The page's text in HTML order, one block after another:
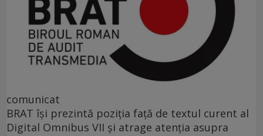
comunicat
BRAT își prezintă poziția față de textul curent al
Digital Omnibus VII și atrage atenția asupra